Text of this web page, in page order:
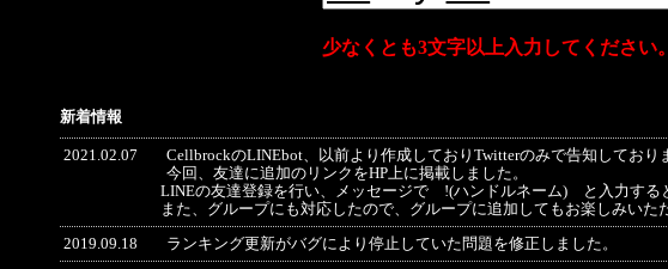
少なくとも3文字以上入力してください。
新着情報
2021.02.07
CellbrockのLINEbot、以前より作成しておりTwitterのみで告知しており
今回、友達に追加のリンクをHP上に掲載しました。
LINEの友達登録を行い、メッセージで !(ハンドルネーム) と入力する
また、グループにも対応したので、グループに追加してもお楽しみいた
2019.09.18 ランキング更新がバグにより停止していた問題を修正しました。